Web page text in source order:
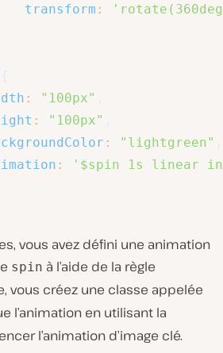
transform :
: "100px"
: "100px"
: "lightgreen"
:
'$spin 1s linear
vous avez défini une animation
spin à l’aide de la règle
vous créez une classe appelée
l’animation en utilisant la
l’animation d’image clé.